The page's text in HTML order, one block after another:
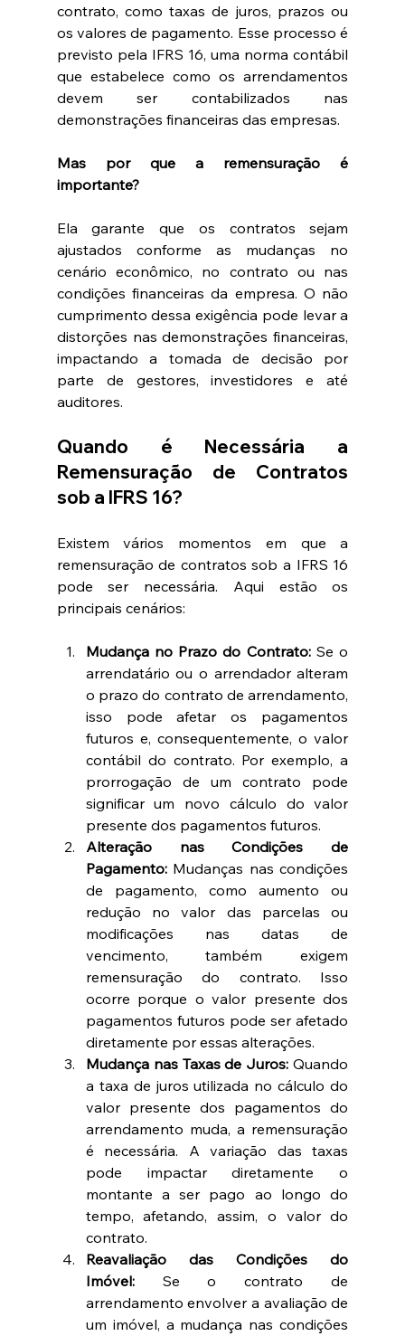
contrato, como taxas de juros, prazos ou
os valores de pagamento. Esse processo é
previsto pela IFRS 16, uma norma contábil
que estabelece como os arrendamentos
devem ser contabilizados nas
demonstrações financeiras das empresas.
Mas por que a remensuração é
importante?
Ela garante que os contratos sejam
ajustados conforme as mudanças no
cenário econômico, no contrato ou nas
condições financeiras da empresa. O não
cumprimento dessa exigência pode levar a
distorções nas demonstrações financeiras,
impactando a tomada de decisão por
parte de gestores, investidores e até
auditores.
Quando é Necessária a
Remensuração de Contratos
sob a IFRS 16?
Existem vários momentos em que a
remensuração de contratos sob a IFRS 16
pode ser necessária. Aqui estão os
principais cenários:
Mudança no Prazo do Contrato: Se o
arrendatário ou o arrendador alteram
o prazo do contrato de arrendamento,
isso pode afetar os pagamentos
futuros e, consequentemente, o valor
contábil do contrato. Por exemplo, a
prorrogação de um contrato pode
significar um novo cálculo do valor
presente dos pagamentos futuros.
Alteração nas Condições de
Pagamento: Mudanças nas condições
de pagamento, como aumento ou
redução no valor das parcelas ou
modificações nas datas de
vencimento, também exigem
remensuração do contrato. Isso
ocorre porque o valor presente dos
pagamentos futuros pode ser afetado
diretamente por essas alterações.
Mudança nas Taxas de Juros: Quando
a taxa de juros utilizada no cálculo do
valor presente dos pagamentos do
arrendamento muda, a remensuração
é necessária. A variação das taxas
pode impactar diretamente o
montante a ser pago ao longo do
tempo, afetando, assim, o valor do
contrato.
Reavaliação das Condições do
Imóvel: Se o contrato de
arrendamento envolver a avaliação de
um imóvel, a mudança nas condições